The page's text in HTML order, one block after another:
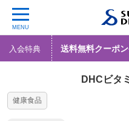
MENU
入会特典 送料無料クーポ
DHCビタ
健康食品